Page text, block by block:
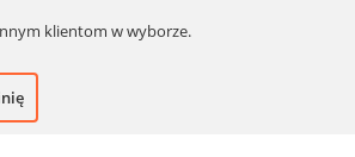
klientom w wyborze.